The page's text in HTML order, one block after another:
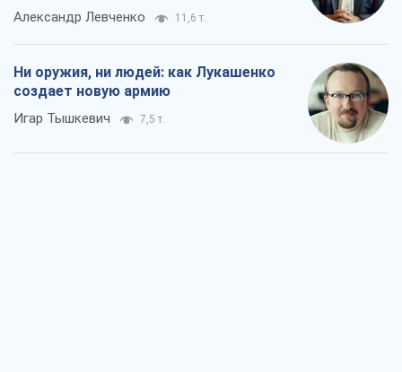
Александр Левченко 11,6 т.
Ни оружия, ни людей: как Лукашенко
создает новую армию
Игар Тышкевич 7,5 т.